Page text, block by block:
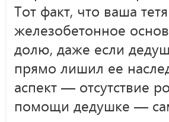
Тот факт, что ваша
железобетонное
долю, даже если
прямо лишил ее
аспект — отсутствие
помощи дедушке —